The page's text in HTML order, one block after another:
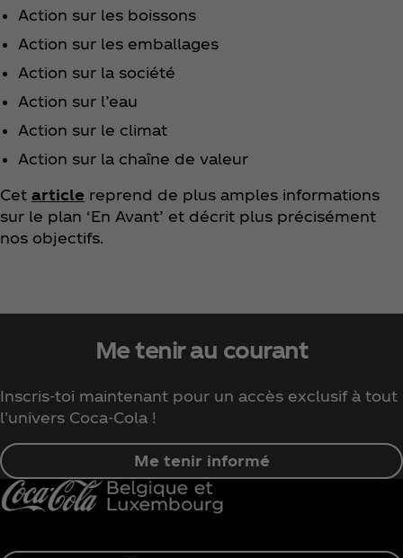
Action sur les boissons
Action sur les emballages
Action sur la société
Action sur l’eau
Action sur le climat
Action sur la chaîne de valeur
Cet article reprend de plus amples informations
sur le plan ‘En Avant’ et décrit plus précisément
nos objectifs.
Me tenir au courant
Inscris-toi maintenant pour un accès exclusif à tout
l'univers Coca‑Cola !
Me tenir informé